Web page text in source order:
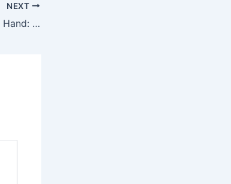
NEXT
Triciclu cu Cabina Second Hand: Ghid pentru Achiziție în România